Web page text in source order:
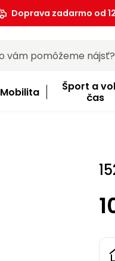
Doprava zadarmo od
Mobilita
Šport a
čas